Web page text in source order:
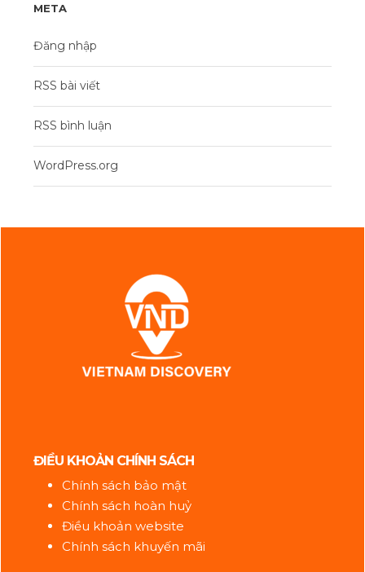
META
Đăng nhập
RSS bài viết
RSS bình luận
WordPress.org
ĐIỀU KHOẢN CHÍNH SÁCH
Chính sách bảo mật
Chính sách hoàn huỷ
Điều khoản website
Chính sách khuyến mãi